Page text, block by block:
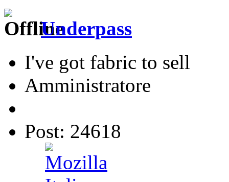
Underpass
I've got fabric to sell
Amministratore
Post: 24618